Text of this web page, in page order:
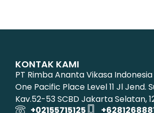
KONTAK KAMI
PT Rimba Ananta Vikasa Indonesia
One Pacific Place Level 11 Jl Jend.
Kav.52-53 SCBD Jakarta Selatan,
+02155715125